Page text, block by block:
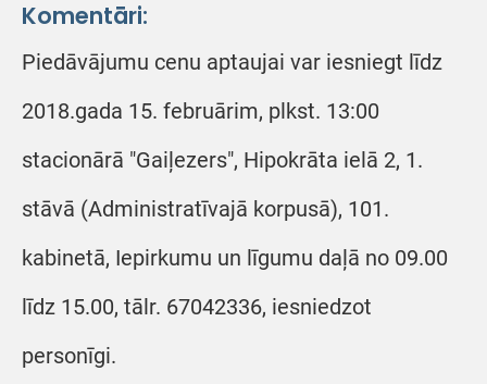
Komentāri:
Piedāvājumu cenu aptaujai var iesniegt līdz
2018.gada 15. februārim, plkst. 13:00
stacionārā "Gaiļezers", Hipokrāta ielā 2, 1.
stāvā (Administratīvajā korpusā), 101.
kabinetā, Iepirkumu un līgumu daļā no 09.00
līdz 15.00, tālr. 67042336, iesniedzot
personīgi.